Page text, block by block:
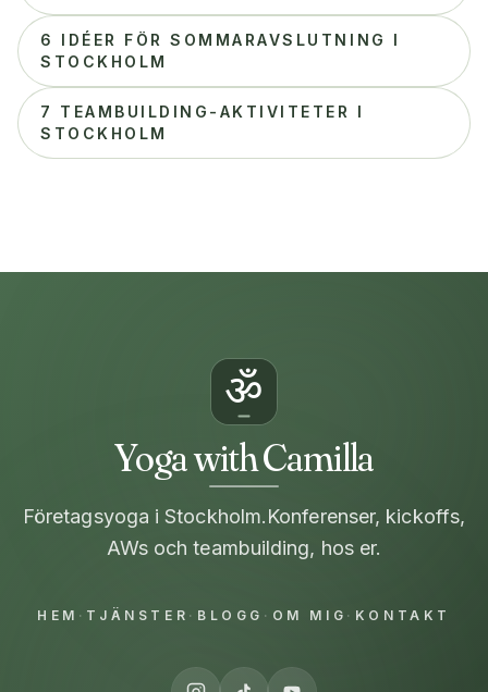
6 IDÉER FÖR SOMMARAVSLUTNING I
STOCKHOLM
7 TEAMBUILDING-AKTIVITETER I
STOCKHOLM
ॐ
Yoga with Camilla
Företagsyoga i Stockholm.Konferenser, kickoffs,
AWs och teambuilding, hos er.
HEM · TJÄNSTER · BLOGG · OM MIG · KONTAKT